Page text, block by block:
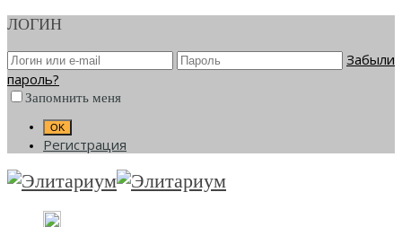
ЛОГИН
Забыли
пароль?
Запомнить меня
Регистрация